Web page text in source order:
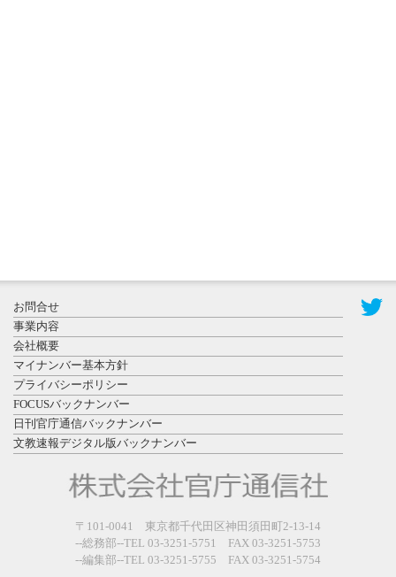
県警等と大
規模災害時
連携協定を
締結し...
2026年7月27
日更新
政経学部の
来春開設決
定を祝...
お問合せ
事業内容
会社概要
マイナンバー基本方針
プライバシーポリシー
FOCUSバックナンバー
日刊官庁通信バックナンバー
文教速報デジタル版バックナンバー
〒101-0041 東京都千代田区神田須田町2-13-14
--総務部--TEL 03-3251-5751 FAX 03-3251-5753
--編集部--TEL 03-3251-5755 FAX 03-3251-5754